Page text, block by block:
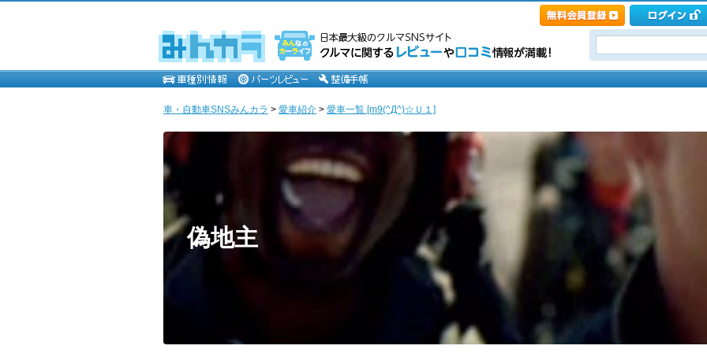
車・自動車SNSみんカラ > 愛車紹介 > 愛車一覧 [m9(^Д^)☆Ｕ１]
偽地主